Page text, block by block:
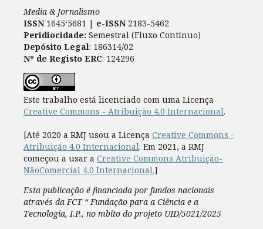
Media & Jornalismo
ISSN 1645‘5681 | e-ISSN2183-5462
Peridiocidade: Semestral (Fluxo Contínuo)
Depósito Legal: 186314/02
Nº de Registo ERC: 124296
Este trabalho está licenciado com uma Licença
Creative Commons - Atribuição 4.0 Internacional.
[Até 2020 a RMJ usou a Licença Creative Commons -
Atribuição 4.0 Internacional. Em 2021, a RMJ
começou a usar a Creative Commons Atribuição-
NãoComercial 4.0 Internacional.]
Esta publicação é financiada por fundos nacionais
através da FCT “ Fundação para a Ciência e a
Tecnologia, I.P., no mbito do projeto UID/5021/2025